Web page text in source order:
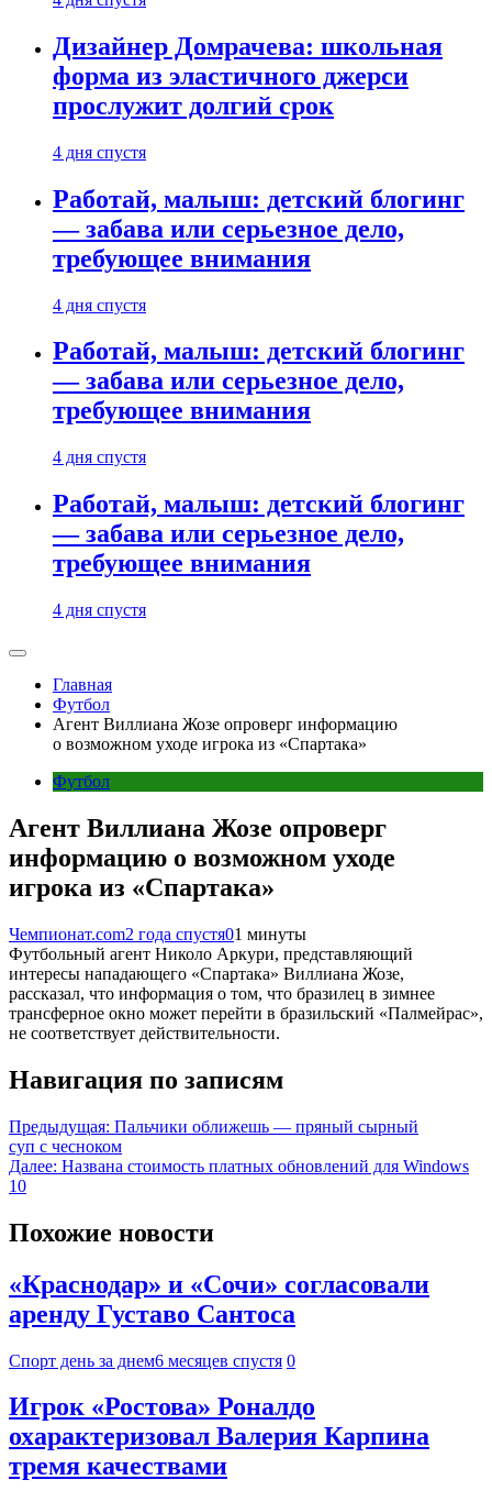
Дизайнер Домрачева: школьная
форма из эластичного джерси
прослужит долгий срок
4 дня спустя
Работай, малыш: детский блогинг
— забава или серьезное дело,
требующее внимания
4 дня спустя
Работай, малыш: детский блогинг
— забава или серьезное дело,
требующее внимания
4 дня спустя
Работай, малыш: детский блогинг
— забава или серьезное дело,
требующее внимания
4 дня спустя
Главная
Футбол
Агент Виллиана Жозе опроверг информацию
о возможном уходе игрока из «Спартака»
Футбол
Агент Виллиана Жозе опроверг
информацию о возможном уходе
игрока из «Спартака»
Чемпионат.com2 года спустя01 минуты
Футбольный агент Николо Аркури, представляющий
интересы нападающего «Спартака» Виллиана Жозе,
рассказал, что информация о том, что бразилец в зимнее
трансферное окно может перейти в бразильский «Палмейрас»,
не соответствует действительности.
Навигация по записям
Предыдущая: Пальчики оближешь — пряный сырный
суп с чесноком
Далее: Названа стоимость платных обновлений для Windows
10
Похожие новости
«Краснодар» и «Сочи» согласовали
аренду Густаво Сантоса
Спорт день за днем6 месяцев спустя 0
Игрок «Ростова» Роналдо
охарактеризовал Валерия Карпина
тремя качествами